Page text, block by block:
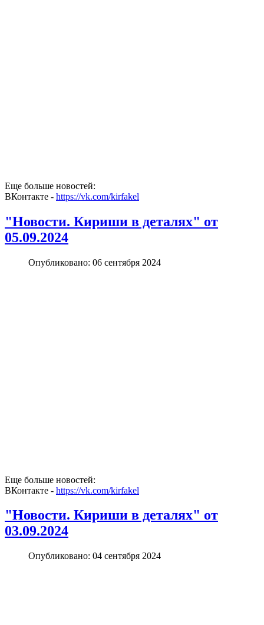
Еще больше новостей:
ВКонтакте - https://vk.com/kirfakel
"Новости. Кириши в деталях" от
05.09.2024
Опубликовано: 06 сентября 2024
Еще больше новостей:
ВКонтакте - https://vk.com/kirfakel
"Новости. Кириши в деталях" от
03.09.2024
Опубликовано: 04 сентября 2024